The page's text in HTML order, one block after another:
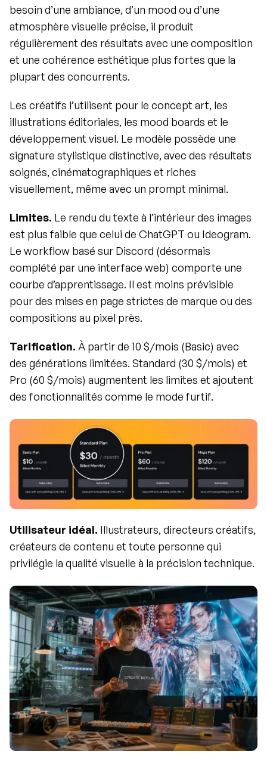
besoin d’une ambiance, d’un mood ou d’une
atmosphère visuelle précise, il produit
régulièrement des résultats avec une composition
et une cohérence esthétique plus fortes que la
plupart des concurrents.
Les créatifs l’utilisent pour le concept art, les
illustrations éditoriales, les mood boards et le
développement visuel. Le modèle possède une
signature stylistique distinctive, avec des résultats
soignés, cinématographiques et riches
visuellement, même avec un prompt minimal.
Limites. Le rendu du texte à l’intérieur des images
est plus faible que celui de ChatGPT ou Ideogram.
Le workflow basé sur Discord (désormais
complété par une interface web) comporte une
courbe d’apprentissage. Il est moins prévisible
pour des mises en page strictes de marque ou des
compositions au pixel près.
Tarification. À partir de 10 $/mois (Basic) avec
des générations limitées. Standard (30 $/mois) et
Pro (60 $/mois) augmentent les limites et ajoutent
des fonctionnalités comme le mode furtif.
Utilisateur idéal. Illustrateurs, directeurs créatifs,
créateurs de contenu et toute personne qui
privilégie la qualité visuelle à la précision technique.